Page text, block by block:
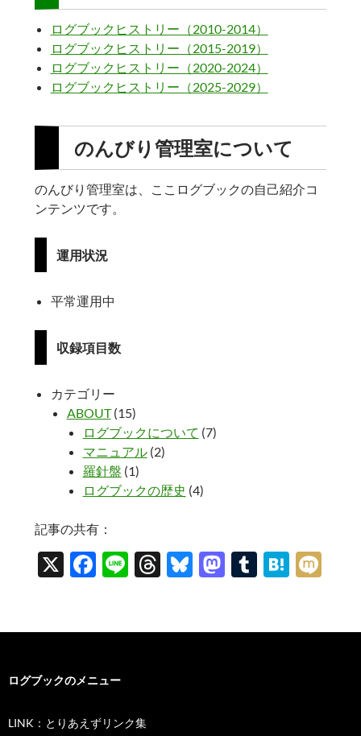
ログブックヒストリー（2010-2014）
ログブックヒストリー（2015-2019）
ログブックヒストリー（2020-2024）
ログブックヒストリー（2025-2029）
のんびり管理室について
のんびり管理室は、ここログブックの自己紹介コ
ンテンツです。
運用状況
平常運用中
収録項目数
カテゴリー
ABOUT(15)
ログブックについて (7)
マニュアル(2)
羅針盤 (1)
ログブックの歴史 (4)
記事の共有：
X F
b
o
k
Li T
a
Bl
k
M
d
T
bl
H
n
M
ログブックのメニュー
LINK：とりあえずリンク集